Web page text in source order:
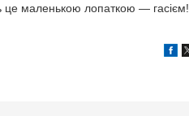
це маленькою лопаткою — гасієм!